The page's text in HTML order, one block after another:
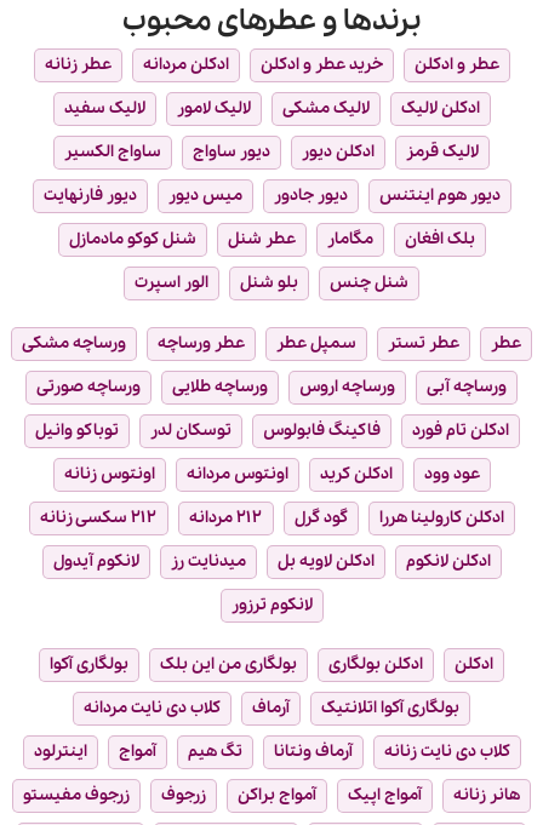
برندها و عطرهای محبوب
عطر و ادکلن خرید عطر و ادکلن ادکلن مردانه
عطر زنانه
ادکلن لالیک
لالیک مشکی لالیک لامور
لالیک سفید
لالیک قرمز
ادکلن دیور دیور ساواج
ساواج الکسیر
دیور هوم اینتنس
دیور جادور میس دیور
دیور فارنهایت
بلک افغان
مگامار عطر شنل
شنل کوکو مادمازل
شنل چنس
بلو شنل الور اسپرت
عطر عطر تستر سمپل عطر عطر ورساچه
ورساچه مشکی
ورساچه آبی
ورساچه اروس ورساچه طلایی
ورساچه صورتی
ادکلن تام فورد
فاکینگ فابولوس توسکان لدر
توباکو وانیل
عود وود
ادکلن کرید اونتوس مردانه
اونتوس زنانه
ادکلن کارولینا هررا
گود گرل ۲۱۲ مردانه
۲۱۲ سکسی زنانه
ادکلن لانکوم
ادکلن لاویه بل میدنایت رز
لانکوم آیدول
لانکوم ترزور
ادکلن ادکلن بولگاری بولگاری من این بلک
بولگاری آکوا
بولگاری آکوا اتلانتیک
آرماف
کلاب دی نایت مردانه
کلاب دی نایت زنانه
آرماف ونتانا تگ هیم آمواج
اینترلود
هانر زنانه
آمواج اپیک آمواج براکن زرجوف
زرجوف مفیستو